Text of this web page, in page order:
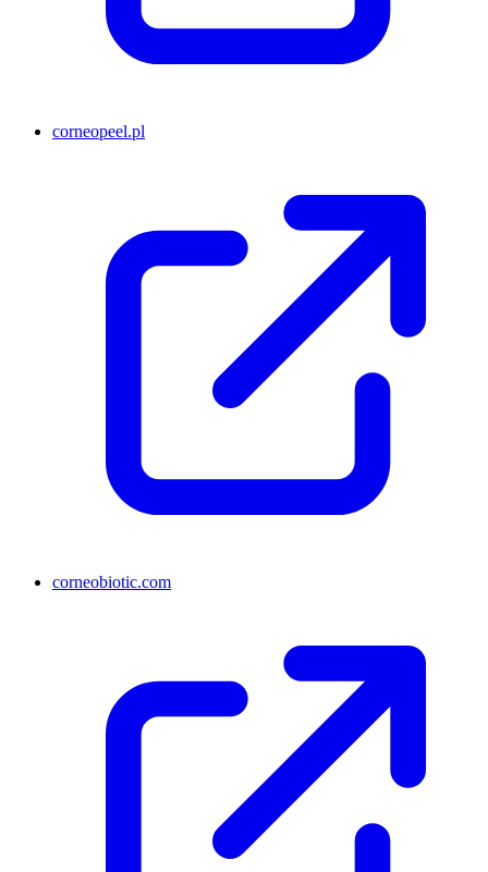
corneopeel.pl
corneobiotic.com